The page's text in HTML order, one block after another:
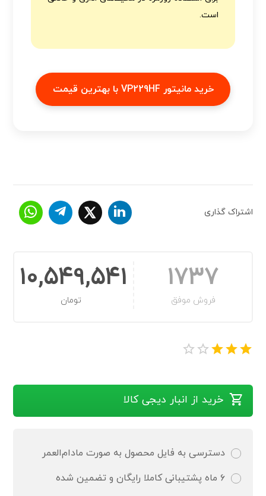
است.
خرید مانیتور VP229HF با بهترین قیمت
اشتراک گذاری
10,549,541
تومان
1737
فروش موفق
خرید از انبار دیجی کالا
دسترسی به فایل محصول به صورت مادام‌العمر
۶ ماه پشتیبانی کاملا رایگان و تضمین شده